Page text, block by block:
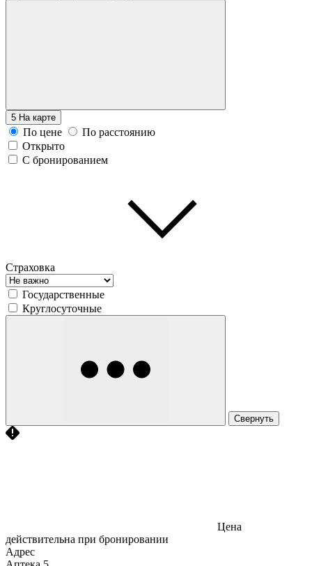
5 На карте
По цене
По расстоянию
Открыто
С бронированием
Страховка
Государственные
Круглосуточные
Свернуть
Цена
действительна при бронировании
Адрес